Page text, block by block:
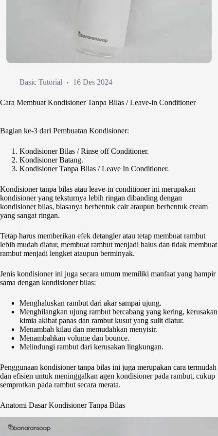
Basic Tutorial 16 Des 2024
Cara Membuat Kondisioner Tanpa Bilas / Leave-in Conditioner
Bagian ke-3 dari Pembuatan Kondisioner:
Kondisioner Bilas / Rinse off Conditioner.
Kondisioner Batang.
Kondisioner Tanpa Bilas / Leave In Conditioner.
Kondisioner tanpa bilas atau leave-in conditioner ini merupakan
kondisioner yang teksturnya lebih ringan dibanding dengan
kondisioner bilas, biasanya berbentuk cair ataupun berbentuk cream
yang sangat ringan.
Tetap harus memberikan efek detangler atau tetap membuat rambut
lebih mudah diatur, membuat rambut menjadi halus dan tidak membuat
rambut menjadi lengket ataupun berminyak.
Jenis kondisioner ini juga secara umum memiliki manfaat yang hampir
sama dengan kondisioner bilas:
Menghaluskan rambut dari akar sampai ujung.
Menghilangkan ujung rambut bercabang yang kering, kerusakan
kimia akibat panas dan rambut kusut yang sulit diatur.
Menambah kilau dan memudahkan menyisir.
Menambahkan volume dan bounce.
Melindungi rambut dari kerusakan lingkungan.
Penggunaan kondisioner tanpa bilas ini juga merupakan cara termudah
dan efisien untuk meninggalkan agen kondisioner pada rambut, cukup
semprotkan pada rambut secara merata.
Anatomi Dasar Kondisioner Tanpa Bilas